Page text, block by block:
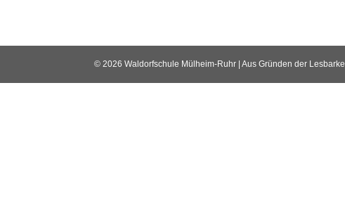
© 2026 Waldorfschule Mülheim-Ruhr | Aus Gründen der